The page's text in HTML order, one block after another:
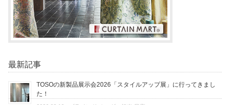
最新記事
TOSOの新製品展示会2026「スタイルアップ展」に行ってきまし
た！